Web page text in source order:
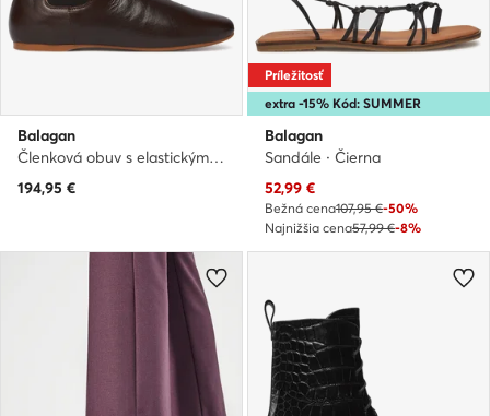
Balagan
Členková obuv s elastickým prvkom · Hnedá
194,95 €
extra -15% Kód: SUMMER
Príležitosť
Balagan
Sandále · Čierna
Aktuálna cena
52,99 €
Bežná cena107,95 €-50%
Najnižšia cena57,99 €-8%